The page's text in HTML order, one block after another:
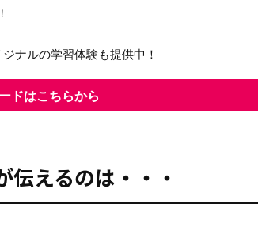
伝えるのは・・・